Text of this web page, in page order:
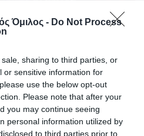
Όμιλος - Do Not Process
sharing to third parties, or
or sensitive information for
use the below opt-out
Please note that after your
you may continue seeing
personal information utilized by
to third parties prior to
ήττα την
τμήμα esports του